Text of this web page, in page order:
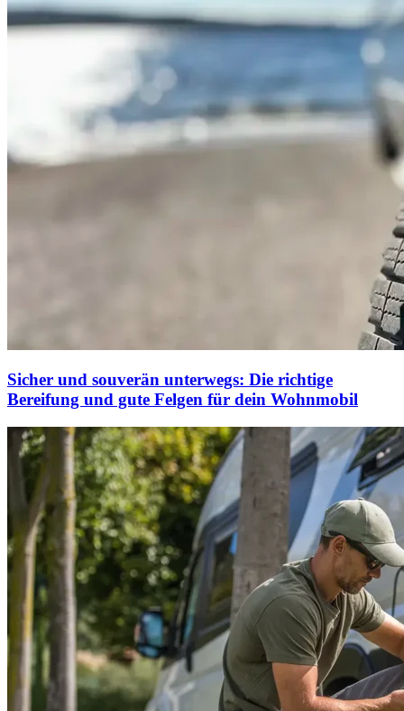
Sicher und souverän unterwegs: Die richtige
Bereifung und gute Felgen für dein Wohnmobil